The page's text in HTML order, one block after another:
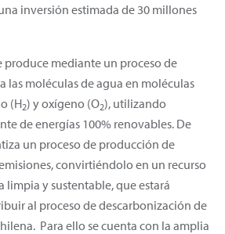
inversión estimada de 30 millones
produce mediante un proceso de
las moléculas de agua en moléculas
(H2) y oxígeno (O2), utilizando
de energías 100% renovables. De
un proceso de producción de
convirtiéndolo en un recurso
limpia y sustentable, que estará
al proceso de descarbonización de
Para ello se cuenta con la amplia